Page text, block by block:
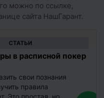
можно по ссылке,
сайта НашГарант.
CТАТЬИ
в расписной покер
свои познания
правила
Это простая, но